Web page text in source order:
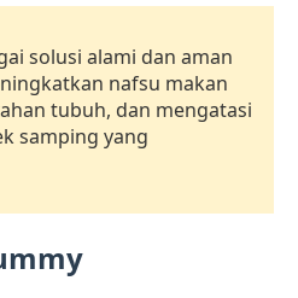
solusi alami dan aman
nafsu makan
tubuh, dan mengatasi
samping yang